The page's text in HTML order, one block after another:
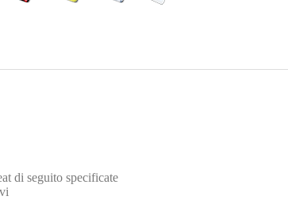
di seguito specificate